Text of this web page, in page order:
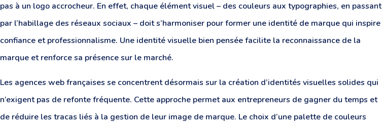
pas à un logo accrocheur. En effet, chaque élément visuel – des couleurs aux typographies, en passant
par l’habillage des réseaux sociaux – doit s’harmoniser pour former une identité de marque qui inspire
confiance et professionnalisme. Une identité visuelle bien pensée facilite la reconnaissance de la
marque et renforce sa présence sur le marché.
Les agences web françaises se concentrent désormais sur la création d’identités visuelles solides qui
n’exigent pas de refonte fréquente. Cette approche permet aux entrepreneurs de gagner du temps et
de réduire les tracas liés à la gestion de leur image de marque. Le choix d’une palette de couleurs